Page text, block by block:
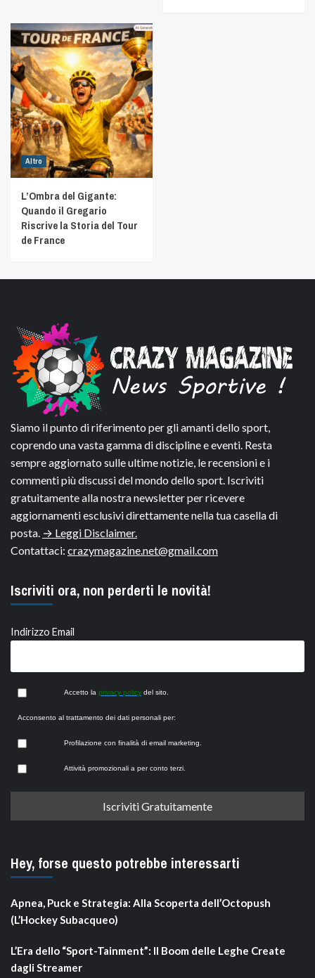
Altro
L’Ombra del Gigante:
Quando il Gregario
Riscrive la Storia del Tour
de France
Siamo il punto di riferimento per gli amanti dello sport,
coprendo una vasta gamma di discipline e eventi. Resta
sempre aggiornato sulle ultime notizie, le recensioni e i
commenti più discussi del mondo dello sport. Iscriviti
gratuitamente alla nostra newsletter per ricevere
aggiornamenti esclusivi direttamente nella tua casella di
posta. → Leggi Disclaimer.
Contattaci: crazymagazine.net@gmail.com
Iscriviti ora, non perderti le novità!
Indirizzo Email
Accetto la privacy policy del sito.
Acconsento al trattamento dei dati personali per:
Profilazione con finalità di email marketing.
Attività promozionali a per conto terzi.
Hey, forse questo potrebbe interessarti
Apnea, Puck e Strategia: Alla Scoperta dell’Octopush
(L’Hockey Subacqueo)
L’Era dello “Sport-Tainment”: Il Boom delle Leghe Create
dagli Streamer